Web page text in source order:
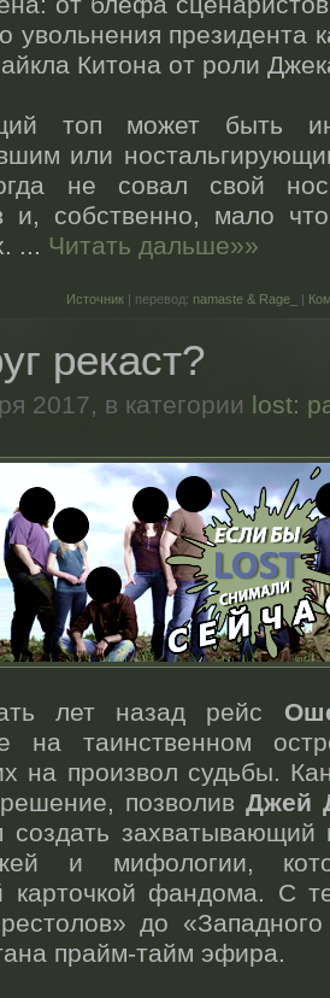
увольнения президента
Китона от роли
топ может быть
или
не совал свой
и, собственно, мало
... Читать дальше»»
Источник | перевод: namaste & Rage_ |
рекаст?
2017, в категории lost:
лет назад рейс
на таинственном
на произвол судьбы.
позволив Джей
создать
и мифологии,
карточкой фандома. С
до
прайм-тайм эфира.